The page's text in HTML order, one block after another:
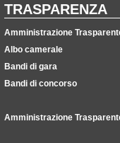
TRASPARENZA
Amministrazione
Albo camerale
Bandi di gara
Bandi di concorso
Amministrazione